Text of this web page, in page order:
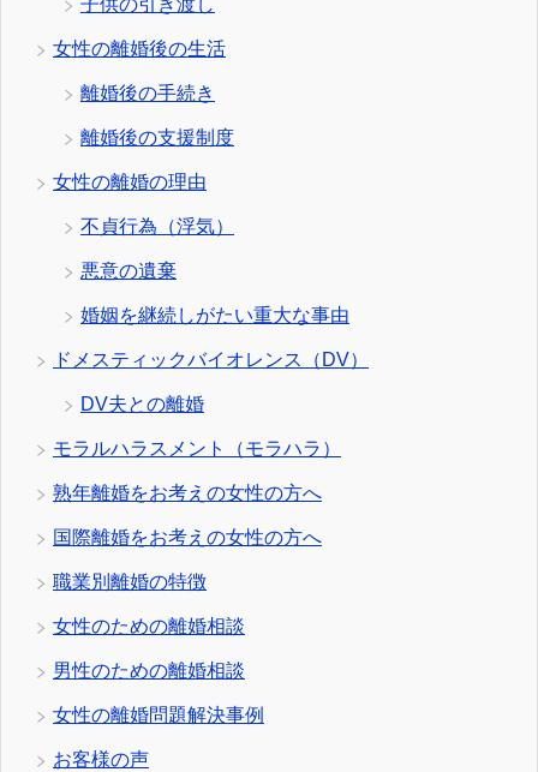
子供の引き渡し
女性の離婚後の生活
離婚後の手続き
離婚後の支援制度
女性の離婚の理由
不貞行為（浮気）
悪意の遺棄
婚姻を継続しがたい重大な事由
ドメスティックバイオレンス（DV）
DV夫との離婚
モラルハラスメント（モラハラ）
熟年離婚をお考えの女性の方へ
国際離婚をお考えの女性の方へ
職業別離婚の特徴
女性のための離婚相談
男性のための離婚相談
女性の離婚問題解決事例
お客様の声